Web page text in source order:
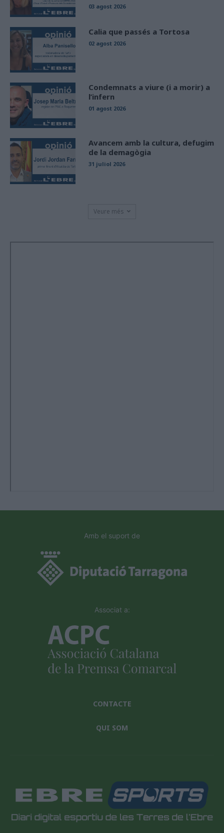
03 agost 2026
Calia que passés a Tortosa
02 agost 2026
Condemnats a viure (i a morir) a
l’infern
01 agost 2026
Avancem amb la cultura, defugim
de la demagògia
31 juliol 2026
Veure més
Amb el suport de
Associat a:
CONTACTE
QUI SOM